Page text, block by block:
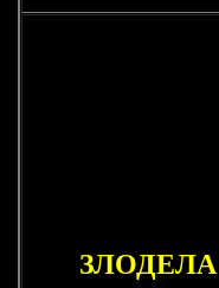
ЗЛОДЕЛА